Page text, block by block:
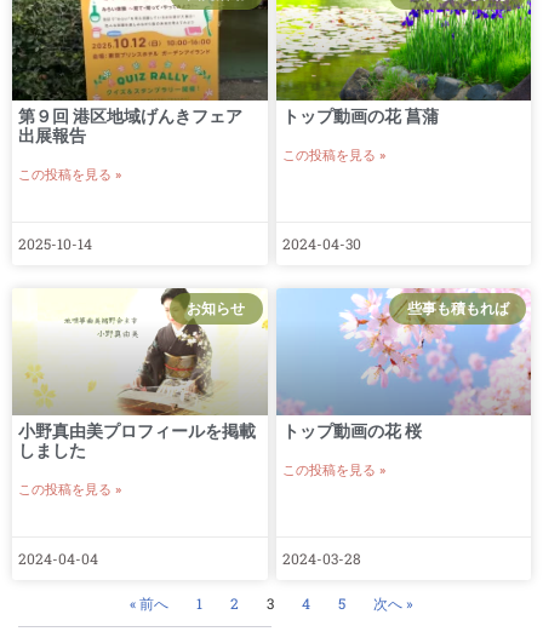
第９回 港区地域げんきフェア
出展報告
この投稿を見る »
2025-10-14
トップ動画の花 菖蒲
この投稿を見る »
2024-04-30
お知らせ
小野真由美プロフィールを掲載
しました
この投稿を見る »
2024-04-04
些事も積もれば
トップ動画の花 桜
この投稿を見る »
2024-03-28
« 前へ 1 2 3 4 5 次へ »